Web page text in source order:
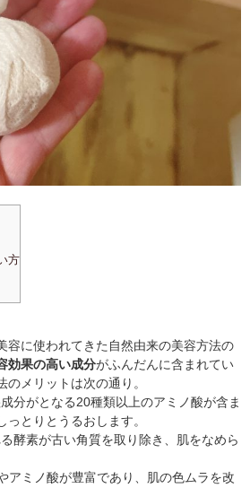
方
容に使われてきた自然由来の美容方法の
効果の高い成分がふんだんに含まれてい
メリットは次の通り。
分がとなる20種類以上のアミノ酸が含ま
とりとうるおします。
酵素が古い角質を取り除き、肌をなめら
アミノ酸が豊富であり、肌の色ムラを改